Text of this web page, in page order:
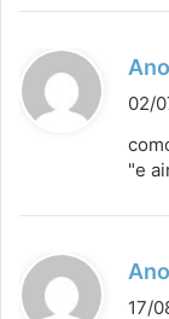
02/
"e
17/